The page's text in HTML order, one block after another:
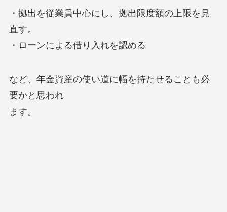
・拠出を従業員中心にし、拠出限度額の上限を見
直す。
・ローンによる借り入れを認める
など、年金資産の使い道に幅を持たせることも必
要かと思われ
ます。